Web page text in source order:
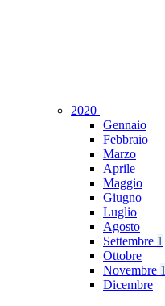
2020
Gennaio
Febbraio
Marzo
Aprile
Maggio
Giugno
Luglio
Agosto
Settembre 1
Ottobre
Novembre 1
Dicembre